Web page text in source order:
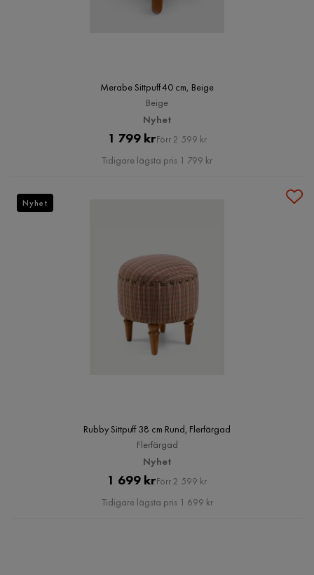
Merabe Sittpuff 40 cm, Beige
Beige
Nyhet
Pris
1 799 krOriginal
Pris
Förr 2 599 kr
Tidigare lägsta pris 1 799 kr
Rubby Sittpuff 38 cm Rund, Flerfärgad
Flerfärgad
Nyhet
Pris
1 699 krOriginal
Pris
Förr 2 599 kr
Tidigare lägsta pris 1 699 kr
Nyhet